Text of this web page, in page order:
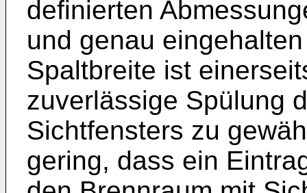
definierten
und genau
Spaltbreite ist
zuverlässige Spülung
Sichtfensters zu
gering, dass ein